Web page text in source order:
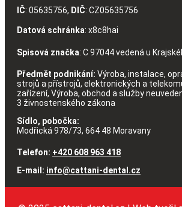
IČ: 05635756, DIČ: CZ05635756
Datová schránka: x8c8hai
Spisová značka: C 97044 vedená u
Předmět podnikání: Výroba, instalace,
strojů a přístrojů, elektronických a
zařízení, Výroba, obchod a služby
3 živnostenského zákona
Sídlo, pobočka:
Modřická 978/73, 664 48 Moravany
Telefon: +420 608 963 418
E-mail: info@cattani-dental.cz